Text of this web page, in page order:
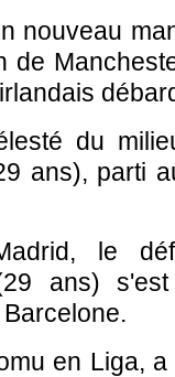
nouveau
de
du
ans), parti
le
ans)
en Liga,